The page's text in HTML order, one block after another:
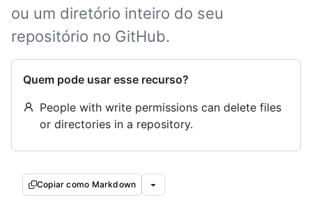
ou um diretório inteiro do seu
repositório no GitHub.
Quem pode usar esse recurso?
People with write permissions can delete files
or directories in a repository.
Copiar como Markdown